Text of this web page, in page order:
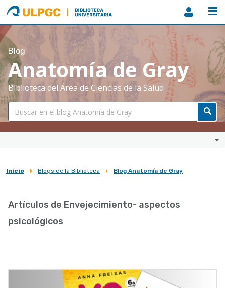
ULPGC
Biblioteca
ULPGC
Blog
Anatomía de Gray
Biblioteca del Área de Ciencias de la Salud
Sobrescribir
de
ayuda
navegación
Inicio Blogs de la Biblioteca Blog Anatomía de Gray
Artículos de Envejecimiento- aspectos
psicológicos